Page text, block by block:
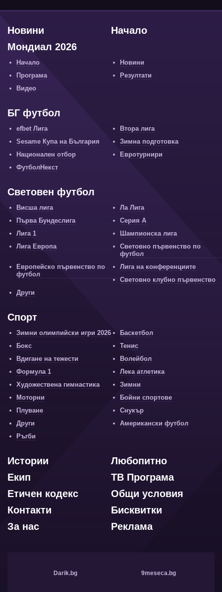
Начало
Новини
Мондиал 2026
Начало
Новини
Програма
Резултати
Видео
БГ футбол
efbet Лига
Втора лига
Sesame Купа на България
Зимна подготовка
Национален отбор
Евротурнири
ФутболНекст
Световен футбол
Висша лига
Ла Лига
Първа Бундеслига
Серия А
Лига 1
Шампионска лига
Лига Европа
Световно първенство по
футбол
Европейско първенство по
футбол
Лига на конференциите
Световно клубно първенство
Други
Спорт
Зимни олимпийски игри 2026
Баскетбол
Бокс
Тенис
Вдигане на тежести
Волейбол
Формула 1
Лека атлетика
Художествена гимнастика
Зимни
Моторни
Бойни спортове
Плуване
Снукър
Други
Американски футбол
Ръгби
Любопитно
Истории
ТВ Програма
Екип
Общи условия
Етичен кодекс
Бисквитки
Контакти
Реклама
За нас
Darik.bg 9meseca.bg